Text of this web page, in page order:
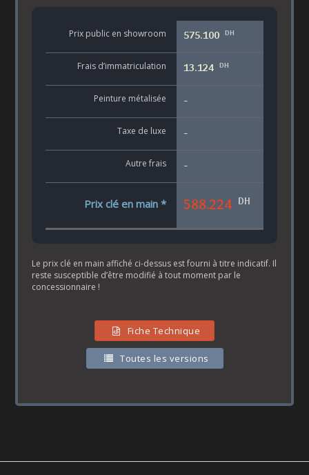
Prix public en showroom 575.100 DH
Frais d’immatriculation 13.124 DH
Peinture métalisée -
Taxe de luxe -
Autre frais -
Prix clé en main * 588.224 DH
Le prix clé en main affiché ci-dessus est fourni à titre indicatif. Il
reste susceptible d’être modifié à tout moment par le
concessionnaire !
Fiche Technique
Toutes les versions